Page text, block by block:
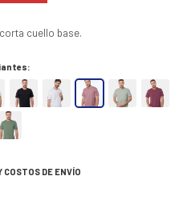
cuello base.
COSTOS DE ENVÍO